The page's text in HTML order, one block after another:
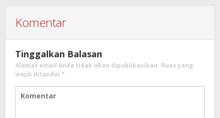
Komentar
Tinggalkan Balasan
Alamat email Anda tidak akan dipublikasikan. Ruas yang
wajib ditandai *